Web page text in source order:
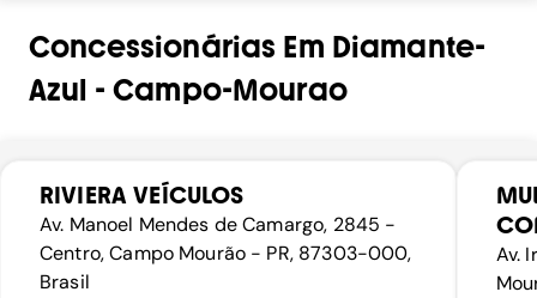
Concessionárias Em Diamante-
Azul -Campo-Mourao
RIVIERA VEÍCULOS
Av. Manoel Mendes de Camargo, 2845 -
Centro, Campo Mourão - PR, 87303-000,
Brasil
Av.